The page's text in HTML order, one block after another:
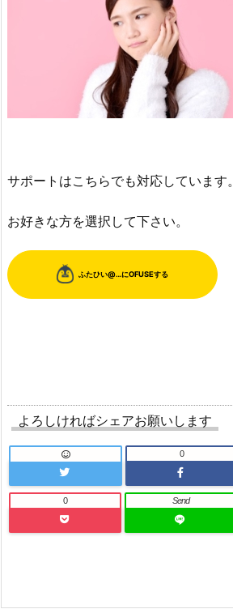
サポートはこちらでも対応しています。
お好きな方を選択して下さい。
よろしければシェアお願いします
0
0 Send